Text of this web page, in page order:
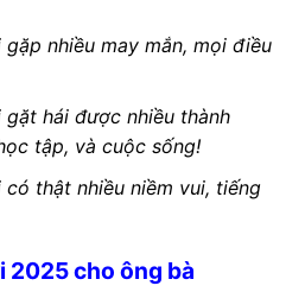
nhiều may mắn, mọi điều
hái được nhiều thành
tập, và cuộc sống!
thật nhiều niềm vui, tiếng
2025 cho ông bà